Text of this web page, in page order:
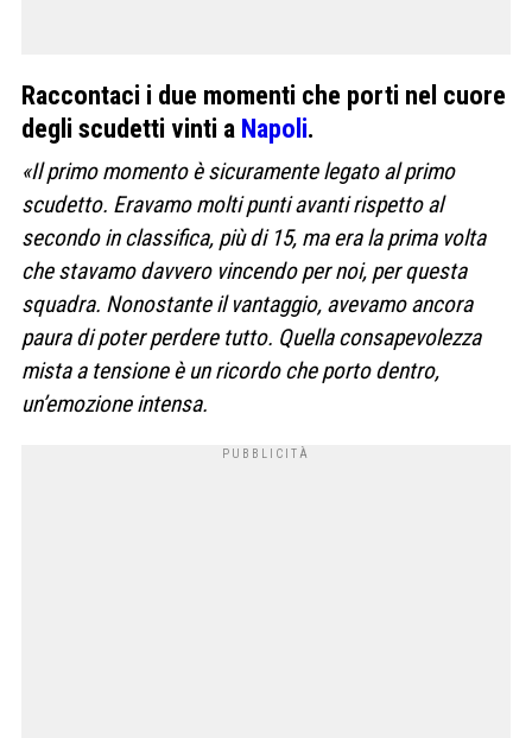
Raccontaci i due momenti che porti nel cuore
degli scudetti vinti a Napoli.
«Il primo momento è sicuramente legato al primo
scudetto. Eravamo molti punti avanti rispetto al
secondo in classifica, più di 15, ma era la prima volta
che stavamo davvero vincendo per noi, per questa
squadra. Nonostante il vantaggio, avevamo ancora
paura di poter perdere tutto. Quella consapevolezza
mista a tensione è un ricordo che porto dentro,
un’emozione intensa.